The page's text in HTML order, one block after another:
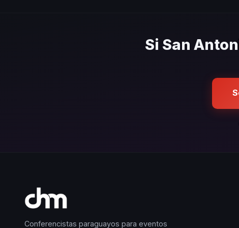
Si San
Conferencistas paraguayos para eventos